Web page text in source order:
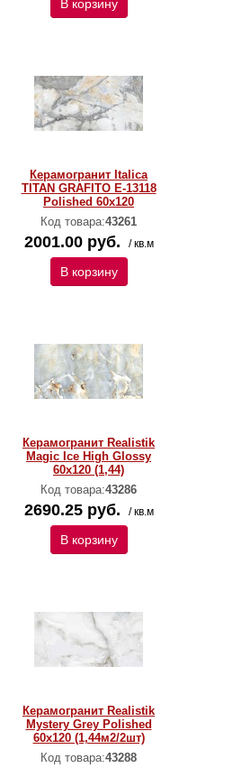
В корзину
Керамогранит Italica
TITAN GRAFITO E-13118
Polished 60х120
Код товара:43261
2001.00 руб. / кв.м
В корзину
Керамогранит Realistik
Magic Ice High Glossy
60х120 (1,44)
Код товара:43286
2690.25 руб. / кв.м
В корзину
Керамогранит Realistik
Mystery Grey Polished
60х120 (1,44м2/2шт)
Код товара:43288